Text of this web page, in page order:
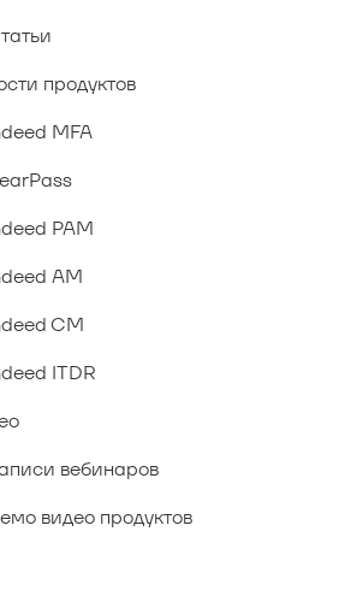
продуктов
MFA
PAM
AM
CM
ITDR
вебинаров
видео продуктов